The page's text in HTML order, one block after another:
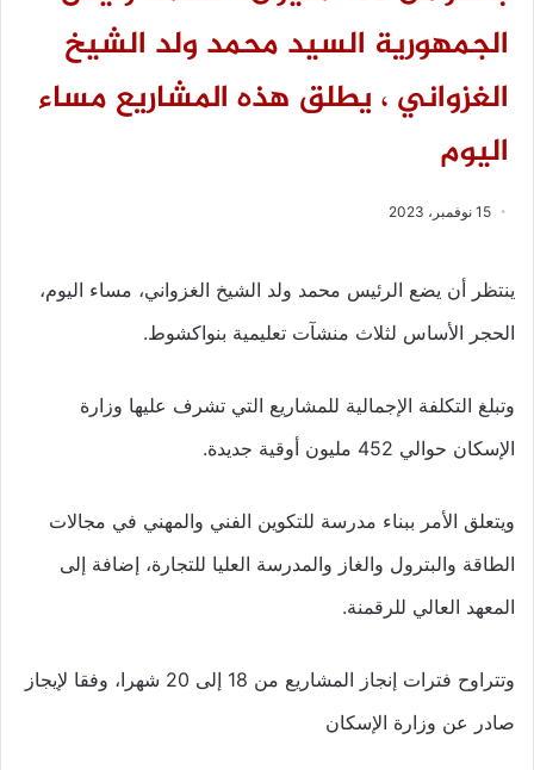
الجمهورية السيد محمد ولد الشيخ
الغزواني ، يطلق هذه المشاريع مساء
اليوم
15 نوفمبر، 2023
ينتظر أن يضع الرئيس محمد ولد الشيخ الغزواني، مساء اليوم،
الحجر الأساس لثلاث منشآت تعليمية بنواكشوط.
وتبلغ التكلفة الإجمالية للمشاريع التي تشرف عليها وزارة
الإسكان حوالي 452 مليون أوقية جديدة.
ويتعلق الأمر ببناء مدرسة للتكوين الفني والمهني في مجالات
الطاقة والبترول والغاز والمدرسة العليا للتجارة، إضافة إلى
المعهد العالي للرقمنة.
وتتراوح فترات إنجاز المشاريع من 18 إلى 20 شهرا، وفقا لإيجاز
صادر عن وزارة الإسكان